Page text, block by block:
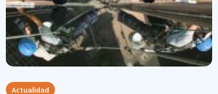
Actualidad